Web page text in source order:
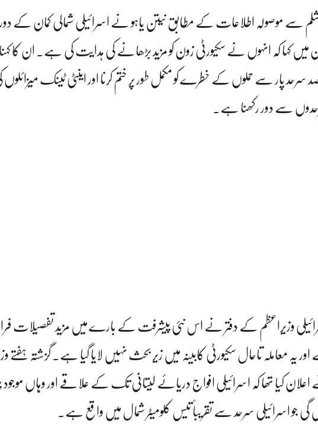
سے موصولہ اطلاعات کے مطابق نیتن یاہو نے اسرائیلی شمالی کمان
میں کہا کہ انہوں نے سکیورٹی زون کو مزید بڑھانے کی ہدایت کی ہے۔ ان کا
سرحد پار سے حملوں کے خطرے کو مکمل طور پر ختم کرنا اور اینٹی ٹینک میزائلوں
سے دور رکھنا ہے۔
وزیراعظم کے دفتر نے اس نئی پیشرفت کے بارے میں مزید تفصیلات
یہ معاملہ تاحال سکیورٹی کابینہ میں زیر بحث نہیں لایا گیا ہے۔ گزشتہ ہفتے
کیا تھا کہ اسرائیلی افواج دریائے لیتانی تک کے علاقے اور وہاں
گی جو اسرائیلی سرحد سے تقریباً تیس کلومیٹر شمال میں واقع ہے۔